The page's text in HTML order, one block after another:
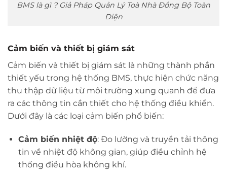
BMS là gì ? Giả Pháp Quản Lý Toà Nhà Đồng Bộ Toàn
Diện
Cảm biến và thiết bị giám sát
Cảm biến và thiết bị giám sát là những thành phần
thiết yếu trong hệ thống BMS, thực hiện chức năng
thu thập dữ liệu từ môi trường xung quanh để đưa
ra các thông tin cần thiết cho hệ thống điều khiển.
Dưới đây là các loại cảm biến phổ biến:
Cảm biến nhiệt độ: Đo lường và truyền tải thông
tin về nhiệt độ không gian, giúp điều chỉnh hệ
thống điều hòa không khí.